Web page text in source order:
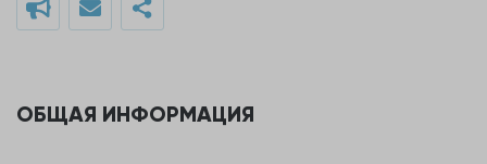
ОБЩАЯ ИНФОРМАЦИЯ